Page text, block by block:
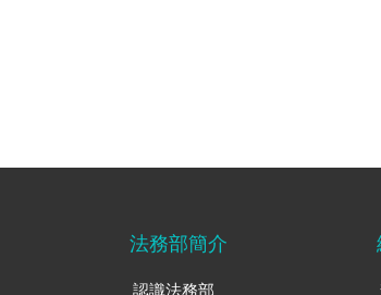
法務部簡介
認識法務部